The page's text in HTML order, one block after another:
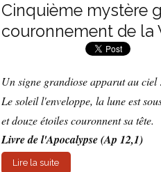
Cinquième mystère
couronnement de la
Un signe grandiose apparut au ciel
Le soleil l'enveloppe, la lune est
et douze étoiles couronnent sa tête.
Livre de l'Apocalypse (Ap 12,1)
Lire la suite